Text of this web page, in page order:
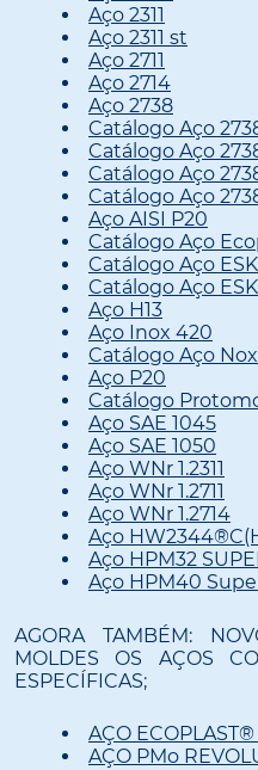
Aço 2311
Aço 2311 st
Aço 2711
Aço 2714
Aço 2738
Catálogo Aço
Catálogo Aço
Catálogo Aço
Catálogo Aço
Aço AISI P20
Catálogo Aço
Catálogo Aço
Catálogo Aço
Aço H13
Aço Inox 420
Catálogo Aço
Aço P20
Catálogo
Aço SAE 1045
Aço SAE 1050
Aço WNr 1.2311
Aço WNr 1.2711
Aço WNr 1.2714
Aço
Aço HPM32
Aço HPM40
AGORA TAMBÉM:
MOLDES OS AÇOS
ESPECÍFICAS;
AÇO ECOPLAST®
AÇO PMo